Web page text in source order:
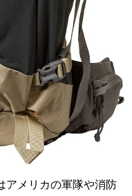
アメリカの軍隊や消防